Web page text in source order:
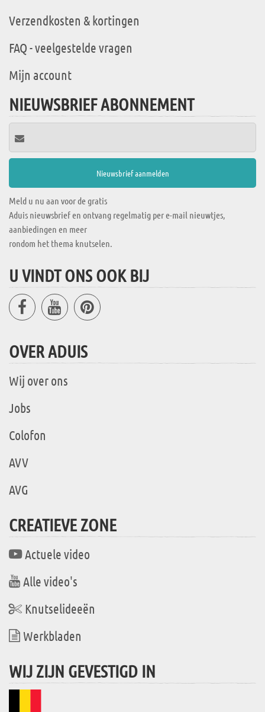
Verzendkosten & kortingen
FAQ - veelgestelde vragen
Mijn account
NIEUWSBRIEF ABONNEMENT
Meld u nu aan voor de gratis
Aduis nieuwsbrief en ontvang regelmatig per e-mail nieuwtjes,
aanbiedingen en meer
rondom het thema knutselen.
U VINDT ONS OOK BIJ
OVER ADUIS
Wij over ons
Jobs
Colofon
AVV
AVG
CREATIEVE ZONE
Actuele video
Alle video's
Knutselideeën
Werkbladen
WIJ ZIJN GEVESTIGD IN